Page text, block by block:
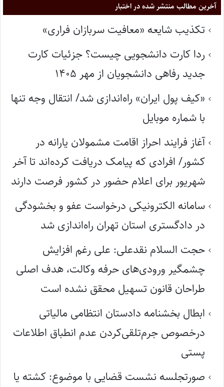
آخرین مطالب منتشر شده در اختبار
تکذیب شایعه «معافیت سربازان فراری»
ردا کارت دانشجویی چیست؟ جزئیات کارت
جدید رفاهی دانشجویان از مهر ۱۴۰۵
«کیف پول ایران» راه‌اندازی شد/ انتقال وجه تنها
با شماره موبایل
آغاز فرایند احراز اقامت مشمولان یارانه در
کشور/ افرادی که پیامک دریافت کرده‌اند تا آخر
شهریور برای اعلام حضور در کشور فرصت دارند
سامانه الکترونیکی درخواست عفو و بخشودگی
در دادگستری استان تهران راه‌اندازی شد
حجت السلام نقدعلی: علی رغم افزایش
چشمگیر ورودی‌های حرفه وکالت، هدف اصلی
طراحان قانون تسهیل محقق نشده است
ابطال بخشنامه دادستان انتظامی مالیاتی
درخصوص جرم‌تلقی‌کردن عدم انطباق اطلاعات
پستی
صورتجلسه نشست قضایی با موضوع: کشته یا